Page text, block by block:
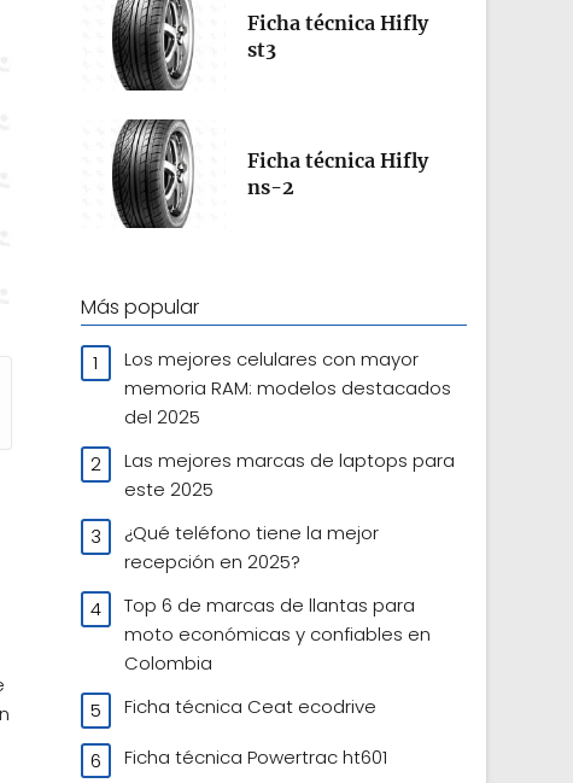
Ficha técnica Hifly
st3
Ficha técnica Hifly
ns-2
Más popular
Los mejores celulares con mayor
memoria RAM: modelos destacados
del 2025
Las mejores marcas de laptops para
este 2025
¿Qué teléfono tiene la mejor
recepción en 2025?
Top 6 de marcas de llantas para
moto económicas y confiables en
Colombia
Ficha técnica Ceat ecodrive
Ficha técnica Powertrac ht601